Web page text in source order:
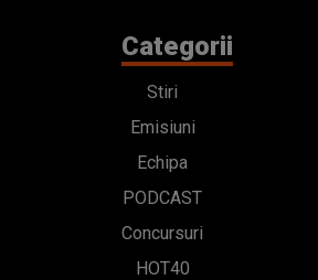
Categorii
Stiri
Emisiuni
Echipa
PODCAST
Concursuri
HOT40